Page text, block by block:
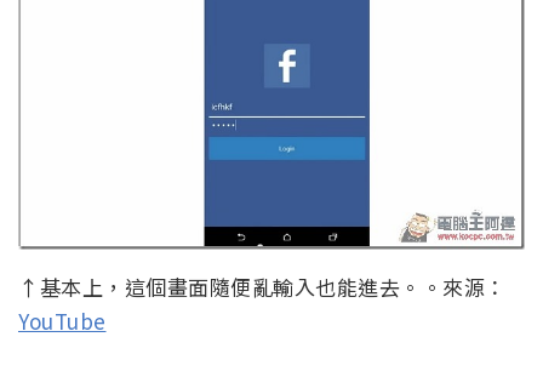
↑基本上，這個畫面隨便亂輸入也能進去。。來源：
YouTube